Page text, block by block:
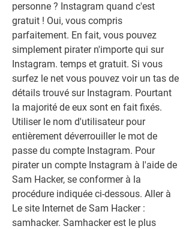
personne ? Instagram quand c'est
gratuit ! Oui, vous compris
parfaitement. En fait, vous pouvez
simplement pirater n'importe qui sur
Instagram. temps et gratuit. Si vous
surfez le net vous pouvez voir un tas de
détails trouvé sur Instagram. Pourtant
la majorité de eux sont en fait fixés.
Utiliser le nom d'utilisateur pour
entièrement déverrouiller le mot de
passe du compte Instagram. Pour
pirater un compte Instagram à l'aide de
Sam Hacker, se conformer à la
procédure indiquée ci-dessous. Aller à
Le site Internet de Sam Hacker :
samhacker. Samhacker est le plus